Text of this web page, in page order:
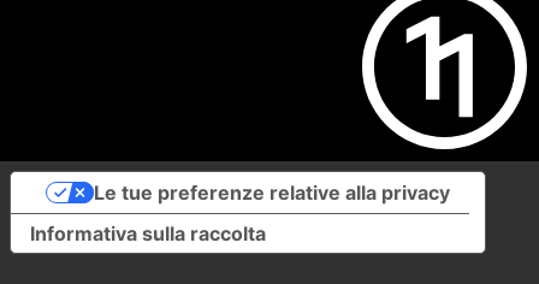
Informativa sulla raccolta
Le tue preferenze relative alla privacy